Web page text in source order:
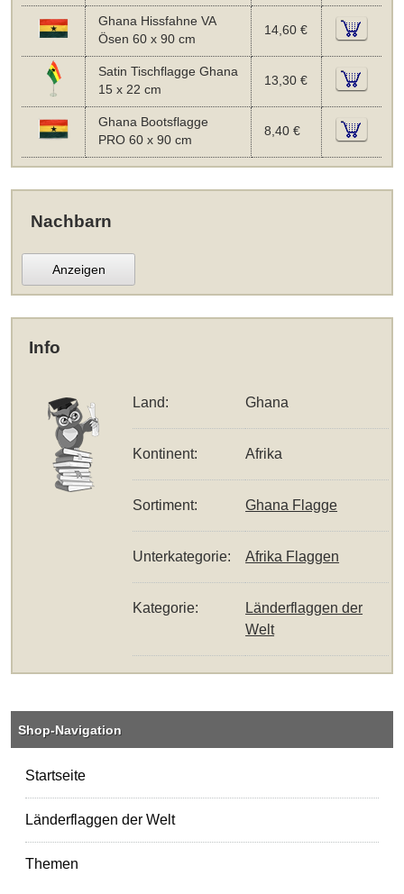
Ghana Hissfahne VA
Ösen 60 x 90 cm
14,60 €
Satin Tischflagge Ghana
15 x 22 cm
13,30 €
Ghana Bootsflagge
PRO 60 x 90 cm
8,40 €
Nachbarn
Anzeigen
Info
Land: Ghana
Kontinent: Afrika
Sortiment: Ghana Flagge
Unterkategorie: Afrika Flaggen
Kategorie:
Länderflaggen der
Welt
Shop-Navigation
Startseite
Länderflaggen der Welt
Themen